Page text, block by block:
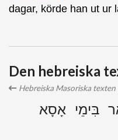
dagar, körde han ut ur
Den hebreiska
Hebreiska Masoriska
בִּימֵי אָסָא